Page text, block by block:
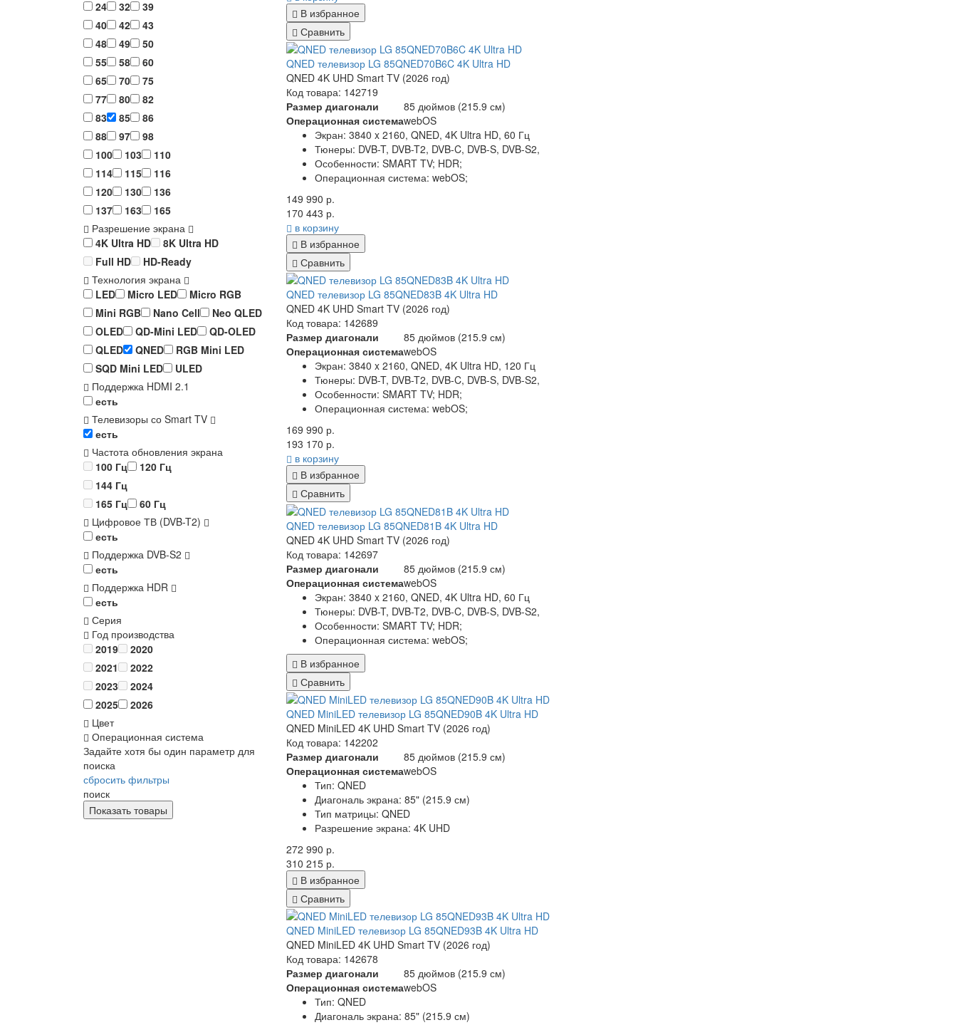
24
32
39
40
42
43
48
49
50
55
58
60
65
70
75
77
80
82
83
85
86
88
97
98
100
103
110
114
115
116
120
130
136
137
163
165
Разрешение экрана
4K Ultra HD
8K Ultra HD
Full HD
HD-Ready
Технология экрана
LED
Micro LED
Micro RGB
Mini RGB
Nano Cell
Neo QLED
OLED
QD-Mini LED
QD-OLED
QLED
QNED
RGB Mini LED
SQD Mini LED
ULED
Поддержка HDMI 2.1
есть
Телевизоры со Smart TV
есть
Частота обновления экрана
100 Гц
120 Гц
144 Гц
165 Гц
60 Гц
Цифровое ТВ (DVB-T2)
есть
Поддержка DVB-S2
есть
Поддержка HDR
есть
Серия
Год производства
2019
2020
2021
2022
2023
2024
2025
2026
Цвет
Операционная система
Задайте хотя бы один параметр для
поиска
сбросить фильтры
поиск
В избранное
Сравнить
QNED телевизор LG 85QNED70B6C 4K Ultra HD
QNED 4K UHD Smart TV (2026 год)
Код товара: 142719
Размер диагонали
85 дюймов (215.9 см)
Операционная системаwebOS
Экран: 3840 x 2160, QNED, 4K Ultra HD, 60 Гц
Тюнеры: DVB-T, DVB-T2, DVB-C, DVB-S, DVB-S2,
Особенности: SMART TV; HDR;
Операционная система: webOS;
149 990 р.
170 443 р.
в корзину
В избранное
Сравнить
QNED телевизор LG 85QNED83B 4K Ultra HD
QNED 4K UHD Smart TV (2026 год)
Код товара: 142689
Размер диагонали
85 дюймов (215.9 см)
Операционная системаwebOS
Экран: 3840 x 2160, QNED, 4K Ultra HD, 120 Гц
Тюнеры: DVB-T, DVB-T2, DVB-C, DVB-S, DVB-S2,
Особенности: SMART TV; HDR;
Операционная система: webOS;
169 990 р.
193 170 р.
в корзину
В избранное
Сравнить
QNED телевизор LG 85QNED81B 4K Ultra HD
QNED 4K UHD Smart TV (2026 год)
Код товара: 142697
Размер диагонали
85 дюймов (215.9 см)
Операционная системаwebOS
Экран: 3840 x 2160, QNED, 4K Ultra HD, 60 Гц
Тюнеры: DVB-T, DVB-T2, DVB-C, DVB-S, DVB-S2,
Особенности: SMART TV; HDR;
Операционная система: webOS;
В избранное
Сравнить
QNED MiniLED телевизор LG 85QNED90B 4K Ultra HD
QNED MiniLED 4K UHD Smart TV (2026 год)
Код товара: 142202
Размер диагонали
85 дюймов (215.9 см)
Операционная системаwebOS
Тип: QNED
Диагональ экрана: 85" (215.9 см)
Тип матрицы: QNED
Разрешение экрана: 4K UHD
272 990 р.
310 215 р.
В избранное
Сравнить
QNED MiniLED телевизор LG 85QNED93B 4K Ultra HD
QNED MiniLED 4K UHD Smart TV (2026 год)
Код товара: 142678
Размер диагонали
85 дюймов (215.9 см)
Операционная системаwebOS
Тип: QNED
Диагональ экрана: 85" (215.9 см)